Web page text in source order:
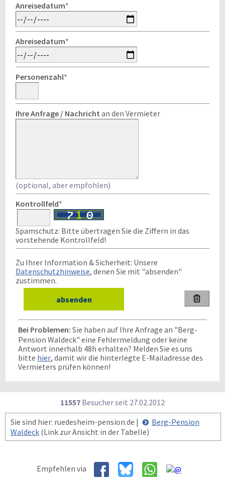
Anreisedatum*
Abreisedatum*
Personenzahl*
Ihre Anfrage / Nachricht an den Vermieter
(optional, aber empfohlen)
Kontrollfeld*
Spamschutz: Bitte übertragen Sie die Ziffern in das
vorstehende Kontrollfeld!
Zu Ihrer Information & Sicherheit: Unsere
Datenschutzhinweise, denen Sie mit "absenden"
zustimmen.

Bei Problemen: Sie haben auf Ihre Anfrage an "Berg-
Pension Waldeck" eine Fehlermeldung oder keine
Antwort innerhalb 48h erhalten? Melden Sie es uns
bitte hier, damit wir die hinterlegte E-Mailadresse des
Vermieters prüfen können!
11557 Besucher seit 27.02.2012
Sie sind hier: ruedesheim-pension.de |
Berg-Pension
Waldeck (Link zur Ansicht in der Tabelle)
Empfehlen via